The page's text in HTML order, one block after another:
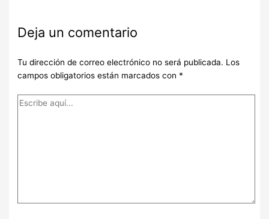
Deja un comentario
Tu dirección de correo electrónico no será publicada. Los
campos obligatorios están marcados con *
Escribe